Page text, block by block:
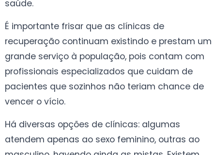
saúde.
É importante frisar que as clínicas de
recuperação continuam existindo e prestam um
grande serviço à população, pois contam com
profissionais especializados que cuidam de
pacientes que sozinhos não teriam chance de
vencer o vício.
Há diversas opções de clínicas: algumas
atendem apenas ao sexo feminino, outras ao